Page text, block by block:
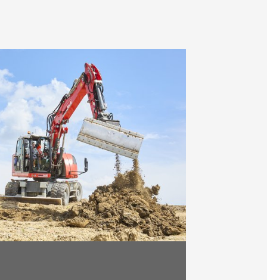
Straßenbau: Wir von